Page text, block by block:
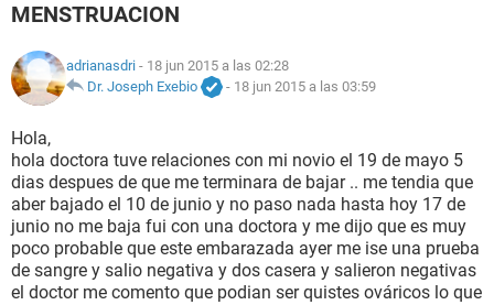
NUTRICIÓN
BIENESTAR
SEXUALIDAD
GLOSARIO
MENSTRUACION
adrianasdri - 18 jun 2015 a las 02:28
Dr. Joseph Exebio
- 18 jun 2015 a las 03:59
Hola,
hola doctora tuve relaciones con mi novio el 19 de mayo 5
dias despues de que me terminara de bajar .. me tendia que
aber bajado el 10 de junio y no paso nada hasta hoy 17 de
junio no me baja fui con una doctora y me dijo que es muy
poco probable que este embarazada ayer me ise una prueba
de sangre y salio negativa y dos casera y salieron negativas
el doctor me comento que podian ser quistes ováricos lo que